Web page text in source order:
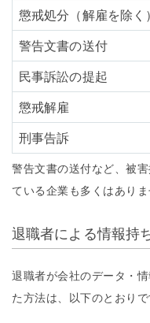
懲戒処分（解雇を除く）
警告文書の送付
民事訴訟の提起
懲戒解雇
刑事告訴
警告文書の送付など、被
ている企業も多くはありま
退職者による情報持
退職者が会社のデータ・
た方法は、以下のとおりで